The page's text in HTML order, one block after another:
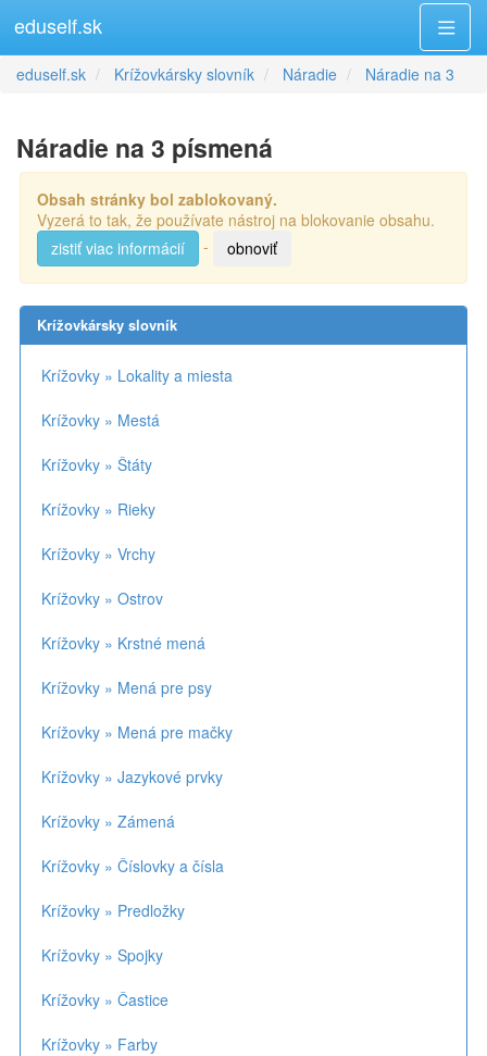
eduself.sk
eduself.sk Krížovkársky slovník Náradie Náradie na 3
Náradie na 3 písmená
Obsah stránky bol zablokovaný.
Vyzerá to tak, že používate nástroj na blokovanie obsahu.
zistiť viac informácií
- obnoviť
Krížovkársky slovník
Krížovky » Lokality a miesta
Krížovky » Mestá
Krížovky » Štáty
Krížovky » Rieky
Krížovky » Vrchy
Krížovky » Ostrov
Krížovky » Krstné mená
Krížovky » Mená pre psy
Krížovky » Mená pre mačky
Krížovky » Jazykové prvky
Krížovky » Zámená
Krížovky » Číslovky a čísla
Krížovky » Predložky
Krížovky » Spojky
Krížovky » Častice
Krížovky » Farby